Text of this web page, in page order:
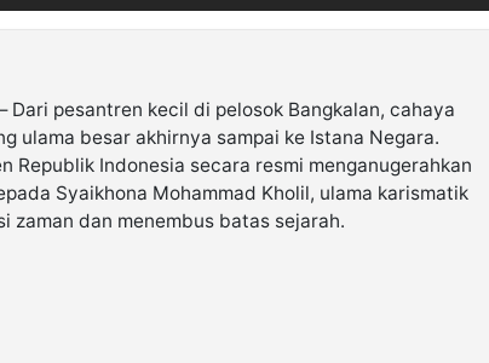
pesantren kecil di pelosok Bangkalan, cahaya
ulama besar akhirnya sampai ke Istana Negara.
Republik Indonesia secara resmi menganugerahkan
Syaikhona Mohammad Kholil, ulama karismatik
zaman dan menembus batas sejarah.